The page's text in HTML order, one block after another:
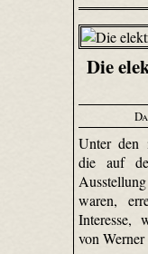
Die
Unter den
die auf
waren,
Interesse,
von